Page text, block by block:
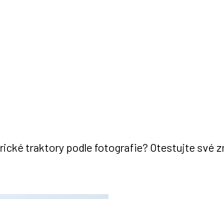
traktory podle fotografie? Otestujte své